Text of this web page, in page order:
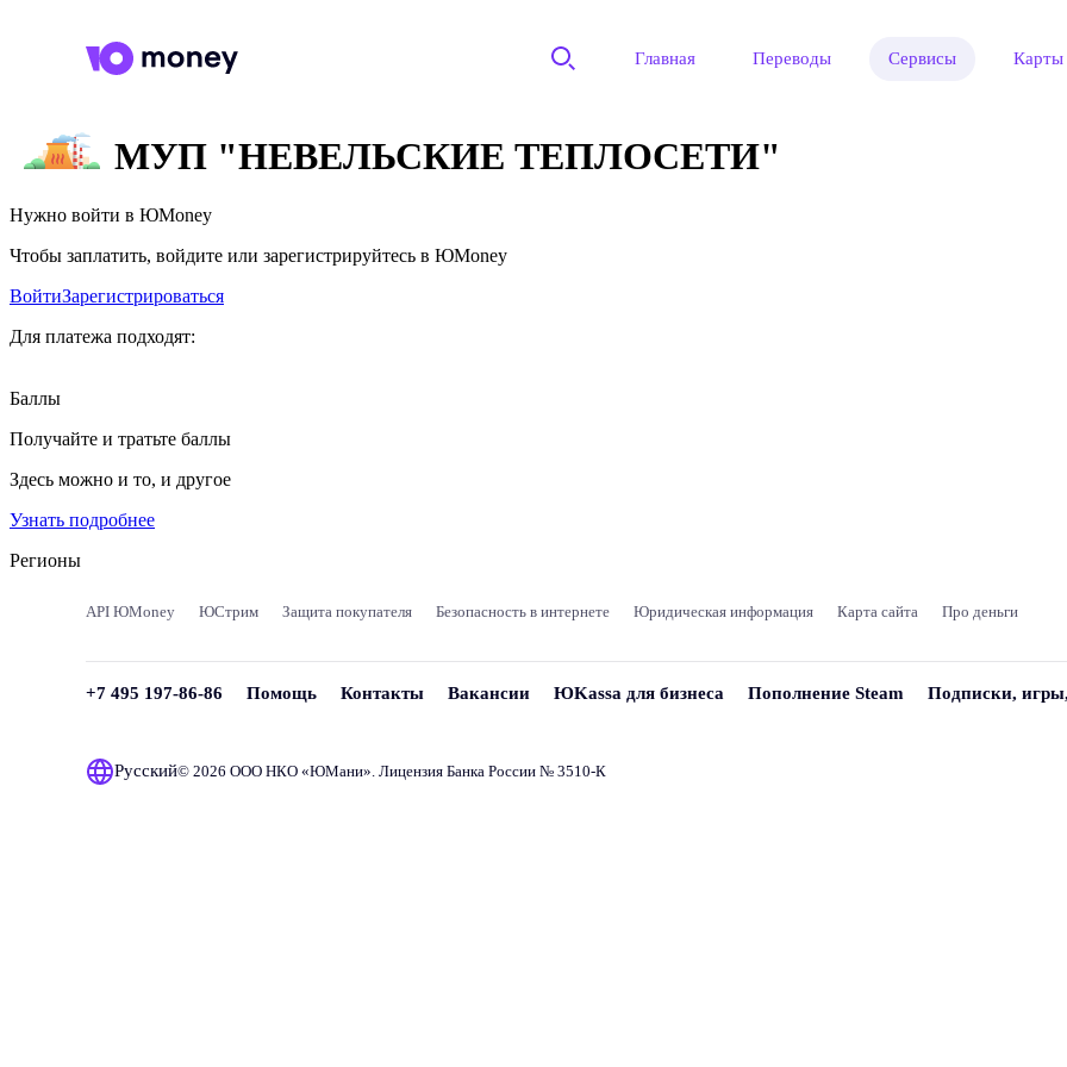
Главная Переводы Сервисы Карты
МУП "НЕВЕЛЬСКИЕ ТЕПЛОСЕТИ"
Нужно войти в ЮMoney
Чтобы заплатить, войдите или зарегистрируйтесь в ЮMoney
ВойтиЗарегистрироваться
Для платежа подходят:
Баллы
Получайте и тратьте баллы
Здесь можно и то, и другое
Узнать подробнее
Регионы
API ЮMoney ЮСтрим Защита покупателя Безопасность в интернете Юридическая информация Карта сайта Про деньги
+7 495 197-86-86 Помощь Контакты Вакансии ЮKassa для бизнеса Пополнение Steam Подписки,
Русский© 2026 ООО НКО «ЮМани». Лицензия Банка России № 3510‑К